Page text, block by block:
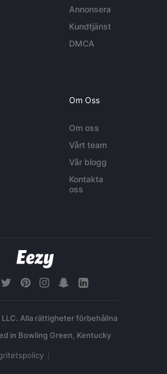
Annonsera
Kundtjänst
DMCA
Om Oss
Om oss
Vårt team
Vår blogg
Kontakta
oss
Alla rättigheter förbehållna